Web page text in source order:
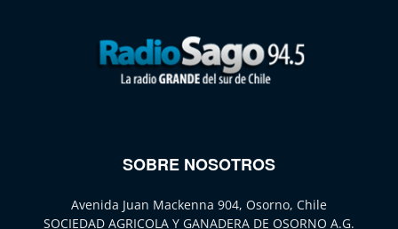
SOBRE NOSOTROS
Avenida Juan Mackenna 904, Osorno, Chile
SOCIEDAD AGRICOLA Y GANADERA DE OSORNO A.G.